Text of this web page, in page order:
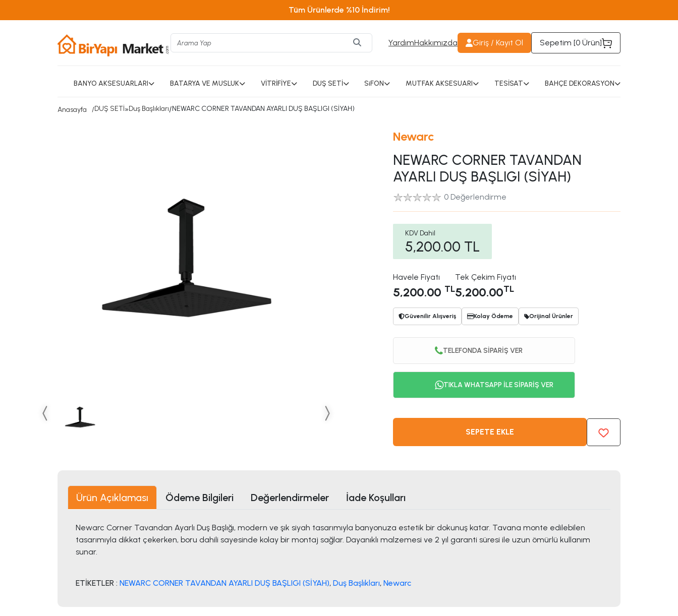
Tüm Ürünlerde %10 İndirim!
YardımHakkımızda Giriş / Kayıt Ol Sepetim [0 Ürün]
BANYO AKSESUARLARI BATARYA VE MUSLUK VİTRİFİYE DUŞ SETİ SiFON MUTFAK AKSESUARI TESİSAT BAHÇE DEKORASYON
Anasayfa DUŞ SETİ»Duş Başlıkları/NEWARC CORNER TAVANDAN AYARLI DUŞ BAŞLIGI (SİYAH)
Newarc
NEWARC CORNER TAVANDAN
AYARLI DUŞ BAŞLIGI (SİYAH)
0 Değerlendirme
KDV Dahil
5,200.00 TL
Havele Fiyatı
5,200.00 TL
Tek Çekim Fiyatı
5,200.00TL
Güvenilir Alışveriş Kolay Ödeme Orijinal Ürünler
TELEFONDA SİPARİŞ VER
TIKLA WHATSAPP İLE SİPARİŞ VER
SEPETE EKLE
Ürün Açıklaması Ödeme Bilgileri Değerlendirmeler İade Koşulları
Newarc Corner Tavandan Ayarlı Duş Başlığı, modern ve şık siyah tasarımıyla banyonuza estetik bir dokunuş katar. Tavana monte edilebilen
tasarımıyla dikkat çekerken, boru dahili sayesinde kolay bir montaj sağlar. Dayanıklı malzemesi ve 2 yıl garanti süresi ile uzun ömürlü kullanım
sunar.
ETİKETLER : NEWARC CORNER TAVANDAN AYARLI DUŞ BAŞLIGI (SİYAH), Duş Başlıkları, Newarc